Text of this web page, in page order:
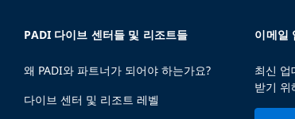
PADI 다이브 센터들 및 리조트들
왜 PADI와 파트너가 되어야 하는가요?
다이브 센터 및 리조트 레벨
이메일
최신 업
받기 위